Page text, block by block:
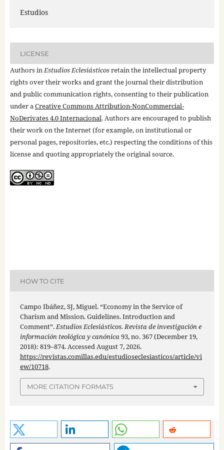
Estudios
LICENSE
Authors inEstudios Eclesiásticosretain the intellectual property
rights over their works and grant the journal their distribution
and public communication rights, consenting to their publication
under aCreative Commons Attribution-NonCommercial-
NoDerivates 4.0 Internacional. Authors are encouraged to publish
their work on the Internet (for example, on institutional or
personal pages, repositories, etc.) respecting the conditions of this
license and quoting appropriately the original source.
HOW TO CITE
Campo Ibáñez, SJ, Miguel. “Economy in the Service of
Charism and Mission. Guidelines. Introduction and
Comment”.Estudios Eclesiásticos. Revista de investigación e
información teológica y canónica93, no. 367 (December 19,
2018): 819–874. Accessed August 7, 2026.
https://revistas.comillas.edu/estudioseclesiasticos/article/vi
ew/10718.
MORE CITATION FORMATS